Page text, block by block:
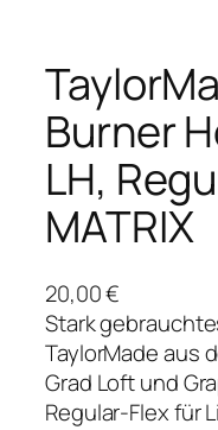
Burner
LH,
MATRIX
20,00€
Stark
TaylorMade aus
Grad Loft und
Regular-Flex für